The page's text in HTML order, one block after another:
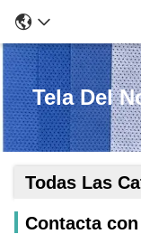
Tela Del
Todas Las
Contacta